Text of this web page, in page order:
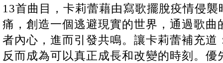
13首曲目，卡莉蕾藉由寫歌擺脫疫情侵
痛，創造一個逃避現實的世界，通過歌曲
者內心，進而引發共鳴。讓卡莉蕾補充道
反而成為可以真正成長和改變的時刻。